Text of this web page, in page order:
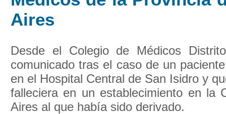
Aires
Desde el Colegio de Médicos
comunicado tras el caso de un
en el Hospital Central de San Isidro y
falleciera en un establecimiento en la
Aires al que había sido derivado.